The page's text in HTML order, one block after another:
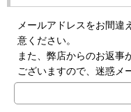
メールアドレスをお間違
意ください。
また、弊店からのお返事
ございますので、迷惑メ